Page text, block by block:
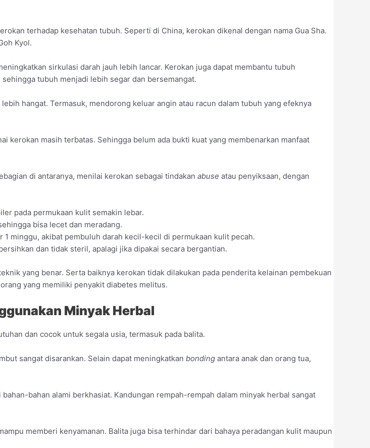
terhadap kesehatan tubuh. Seperti di China, kerokan dikenal dengan nama Gua Sha.
Kyol.
sirkulasi darah jauh lebih lancar. Kerokan juga dapat membantu tubuh
tubuh menjadi lebih segar dan bersemangat.
hangat. Termasuk, mendorong keluar angin atau racun dalam tubuh yang efeknya
kerokan masih terbatas. Sehingga belum ada bukti kuat yang membenarkan manfaat
di antaranya, menilai kerokan sebagai tindakan abuse atau penyiksaan, dengan
pada permukaan kulit semakin lebar.
bisa lecet dan meradang.
minggu, akibat pembuluh darah kecil-kecil di permukaan kulit pecah.
dan tidak steril, apalagi jika dipakai secara bergantian.
yang benar. Serta baiknya kerokan tidak dilakukan pada penderita kelainan pembekuan
yang memiliki penyakit diabetes melitus.
Minyak Herbal
dan cocok untuk segala usia, termasuk pada balita.
sangat disarankan. Selain dapat meningkatkan bonding antara anak dan orang tua,
bahan alami berkhasiat. Kandungan rempah-rempah dalam minyak herbal sangat
memberi kenyamanan. Balita juga bisa terhindar dari bahaya peradangan kulit maupun